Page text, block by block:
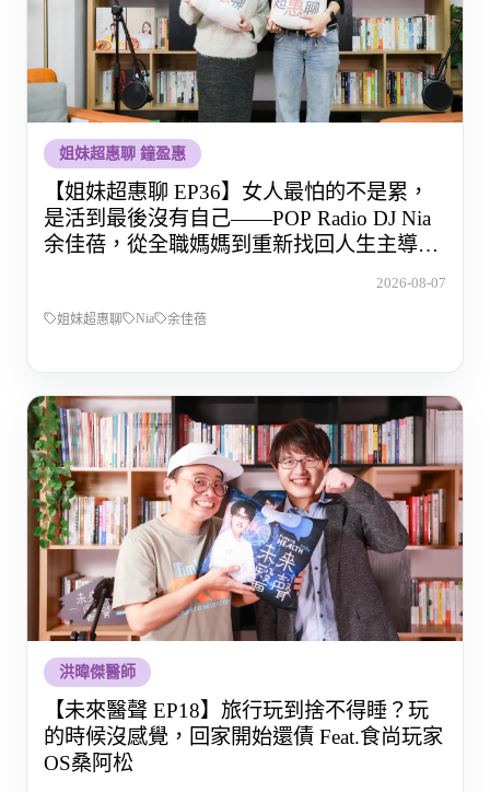
姐妹超惠聊 鐘盈惠
【姐妹超惠聊 EP36】女人最怕的不是累，
是活到最後沒有自己——POP Radio DJ Nia
余佳蓓，從全職媽媽到重新找回人生主導權
2026-08-07
姐妹超惠聊 Nia 余佳蓓
洪暐傑醫師
【未來醫聲 EP18】旅行玩到捨不得睡？玩
的時候沒感覺，回家開始還債 Feat.食尚玩家
OS桑阿松